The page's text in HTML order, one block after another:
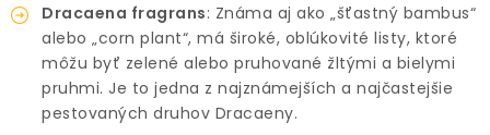
Dracaena fragrans: Známa aj ako „šťastný bambus“
alebo „corn plant“, má široké, oblúkovité listy, ktoré
môžu byť zelené alebo pruhované žltými a bielymi
pruhmi. Je to jedna z najznámejších a najčastejšie
pestovaných druhov Dracaeny.